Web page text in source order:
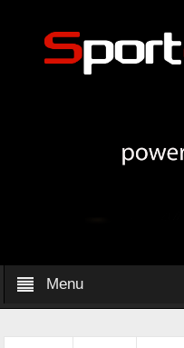
Menu